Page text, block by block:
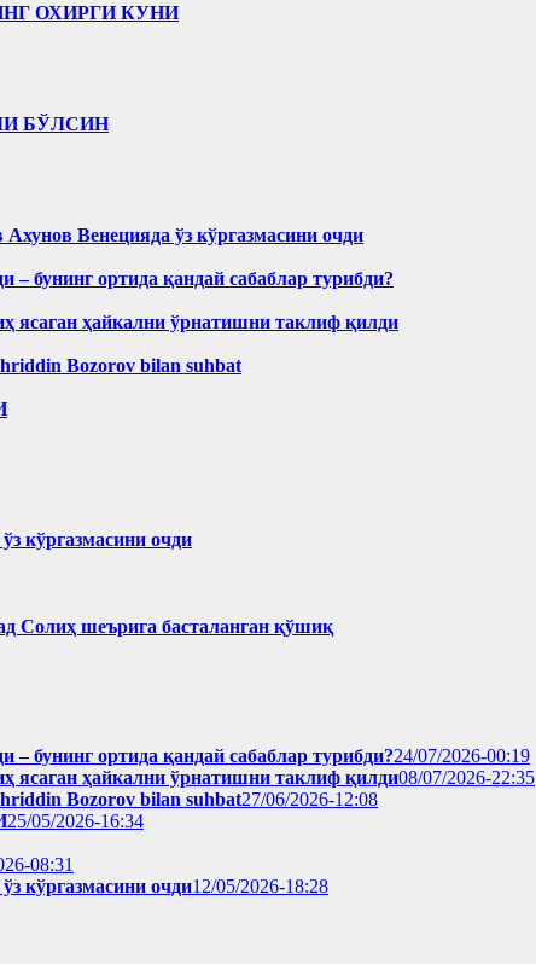
ОХИРГИ КУНИ
БЎЛСИН
Венецияда ўз кўргазмасини очди
– бунинг ортида қандай сабаблар турибди?
яcаган ҳайкални ўрнатишни таклиф қилди
Bozorov bilan suhbat
кўргазмасини очди
Солиҳ шеърига басталанган қўшиқ
– бунинг ортида қандай сабаблар турибди?24/07/2026-00:19
яcаган ҳайкални ўрнатишни таклиф қилди08/07/2026-22:35
Bozorov bilan suhbat27/06/2026-12:08
25/05/2026-16:34
08:31
кўргазмасини очди12/05/2026-18:28